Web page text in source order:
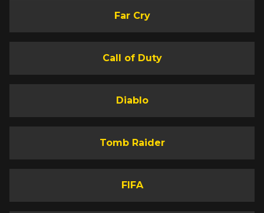
Far Cry
Call of Duty
Diablo
Tomb Raider
FIFA